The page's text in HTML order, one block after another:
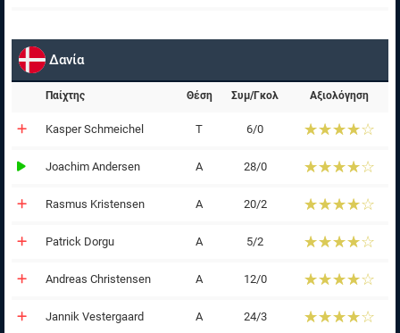
Δανία
Παίχτης Θέση Συμ/Γκολ Αξιολόγηση
Kasper Schmeichel Τ 6/0 ☆☆☆☆☆
★★★★★
Joachim Andersen Α 28/0 ☆☆☆☆☆
★★★★★
Rasmus Kristensen Α 20/2 ☆☆☆☆☆
★★★★★
Patrick Dorgu Α 5/2 ☆☆☆☆☆
★★★★★
Andreas Christensen Α 12/0 ☆☆☆☆☆
★★★★★
Jannik Vestergaard Α 24/3 ☆☆☆☆☆
★★★★★